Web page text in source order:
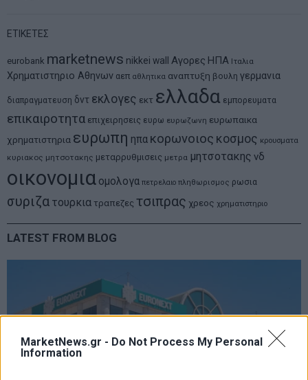
MarketNews.gr - Do Not Process My Personal
Information
ΕΤΙΚΕΤΕΣ
eurobank marketnews nikkei wall Αγορες ΗΠΑ Ιταλια
Χρηματιστηριο Αθηνων αεπ αθλητικα αναπτυξη βουλη γερμανια
διαπραγματευση δντ εκλογες εκτ ελλαδα εμπορευματα
επικαιροτητα επιχειρησεις ευρω ευρωζωνη ευρωπαικα
χρηματιστηρια ευρωπη ηπα κορωνοιος κοσμος κρουσματα
κυριακος μητσοτακης μεταρρυθμισεις μετρα μητσοτακης νδ
οικονομια ομολογα πετρελαιο πληθωρισμος ρωσια
συριζα τουρκια τραπεζες τσιπρας χρεος χρηματιστηριο
LATEST FROM BLOG